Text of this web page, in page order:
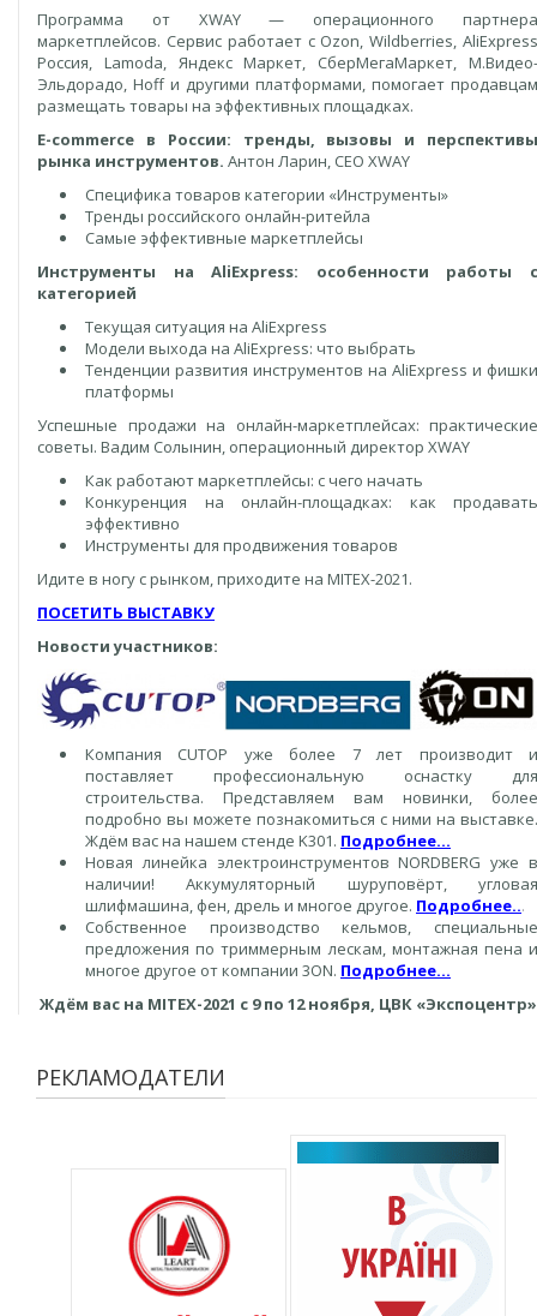
Программа от XWAY — операционного партнера
маркетплейсов. Сервис работает с Ozon, Wildberries, AliExpress
Россия, Lamoda, Яндекс Маркет, СберМегаМаркет, М.Видео-
Эльдорадо, Hoff и другими платформами, помогает продавцам
размещать товары на эффективных площадках.
E-commerce в России: тренды, вызовы и перспективы
рынка инструментов. Антон Ларин, CEO XWAY
Специфика товаров категории «Инструменты»
Тренды российского онлайн-ритейла
Самые эффективные маркетплейсы
Инструменты на AliExpress: особенности работы с
категорией
Текущая ситуация на AliExpress
Модели выхода на AliExpress: что выбрать
Тенденции развития инструментов на AliExpress и фишки
платформы
Успешные продажи на онлайн-маркетплейсах: практические
советы. Вадим Солынин, операционный директор XWAY
Как работают маркетплейсы: с чего начать
Конкуренция на онлайн-площадках: как продавать
эффективно
Инструменты для продвижения товаров
Идите в ногу с рынком, приходите на MITEX-2021.
ПОСЕТИТЬ ВЫСТАВКУ
Новости участников:
Компания CUTOP уже более 7 лет производит и
поставляет профессиональную оснастку для
строительства. Представляем вам новинки, более
подробно вы можете познакомиться с ними на выставке.
Ждём вас на нашем стенде K301. Подробнее...
Новая линейка электроинструментов NORDBERG уже в
наличии! Аккумуляторный шуруповёрт, угловая
шлифмашина, фен, дрель и многое другое. Подробнее...
Собственное производство кельмов, специальные
предложения по триммерным лескам, монтажная пена и
многое другое от компании 3ON. Подробнее...
Ждём вас на MITEX-2021 с 9 по 12 ноября, ЦВК «Экспоцентр»
РЕКЛАМОДАТЕЛИ